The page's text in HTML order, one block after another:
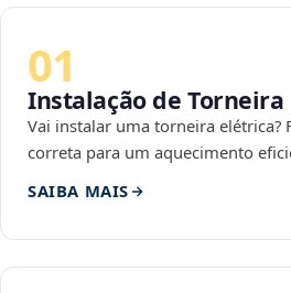
01
Instalação de Torneira
Vai instalar uma torneira elétrica?
correta para um aquecimento
SAIBA MAIS